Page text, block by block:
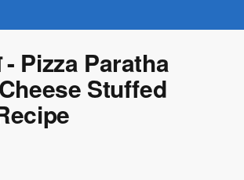
- Pizza Paratha
Stuffed